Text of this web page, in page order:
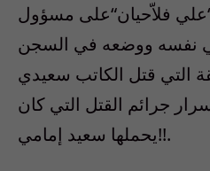
فلاّحيان“على مسؤول
نفسه ووضعه في السجن
التي قتل الكاتب سعيدي
جرائم القتل التي كان
يحملها سعيد إمامي!!.